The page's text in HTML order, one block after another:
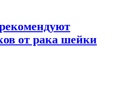
от рака шейки